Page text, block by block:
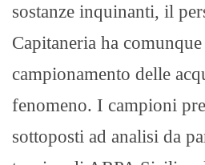
sostanze inquinanti, il
Capitaneria ha
campionamento delle
fenomeno. I campioni
sottoposti ad analisi da